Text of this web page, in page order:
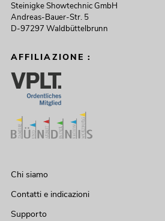
Steinigke Showtechnic GmbH
Andreas-Bauer-Str. 5
D-97297 Waldbüttelbrunn
AFFILIAZIONE :
Chi siamo
Contatti e indicazioni
Supporto